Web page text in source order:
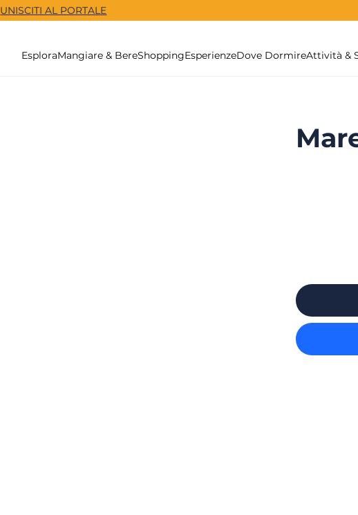
UNISCITI AL PORTALE
EsploraMangiare & BereShoppingEsperienzeDove DormireAttività &